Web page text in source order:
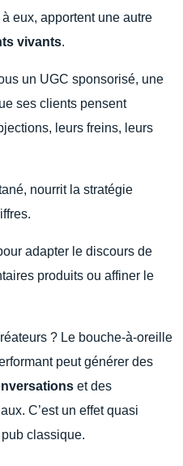
eux, apportent une autre
vivants.
un UGC sponsorisé, une
ses clients pensent
leurs freins, leurs
nourrit la stratégie
adapter le discours de
produits ou affiner le
? Le bouche-à-oreille
peut générer des
et des
C’est un effet quasi
classique.